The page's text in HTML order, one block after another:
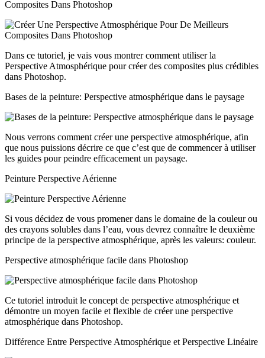
Composites Dans Photoshop
Dans ce tutoriel, je vais vous montrer comment utiliser la
Perspective Atmosphérique pour créer des composites plus crédibles
dans Photoshop.
Bases de la peinture: Perspective atmosphérique dans le paysage
Nous verrons comment créer une perspective atmosphérique, afin
que nous puissions décrire ce que c’est que de commencer à utiliser
les guides pour peindre efficacement un paysage.
Peinture Perspective Aérienne
Si vous décidez de vous promener dans le domaine de la couleur ou
des crayons solubles dans l’eau, vous devrez connaître le deuxième
principe de la perspective atmosphérique, après les valeurs: couleur.
Perspective atmosphérique facile dans Photoshop
Ce tutoriel introduit le concept de perspective atmosphérique et
démontre un moyen facile et flexible de créer une perspective
atmosphérique dans Photoshop.
Différence Entre Perspective Atmosphérique et Perspective Linéaire